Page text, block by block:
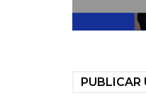
PUBLICAR